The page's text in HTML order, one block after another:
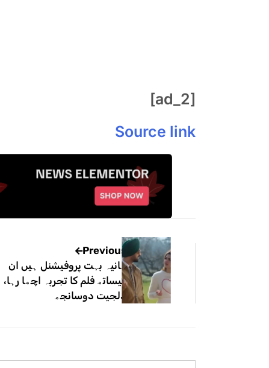
[ad_2]
Source link
Previous
ہانیہ بہت پروفیشنل ہیں ان
کیساتھ فلم کا تجربہ اچھا رہا،
دلجیت دوسانجھ